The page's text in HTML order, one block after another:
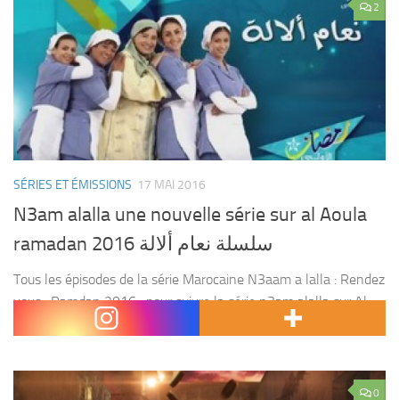
2
SÉRIES ET ÉMISSIONS 17 MAI 2016
N3am alalla une nouvelle série sur al Aoula
ramadan 2016 سلسلة نعام ألالة
Tous les épisodes de la série Marocaine N3aam a lalla : Rendez
vous , Ramdan 2016 , pour suivre la série n3am alalla sur Al
aoula . Avec : naima ilyasse , meriem zaimi...
0